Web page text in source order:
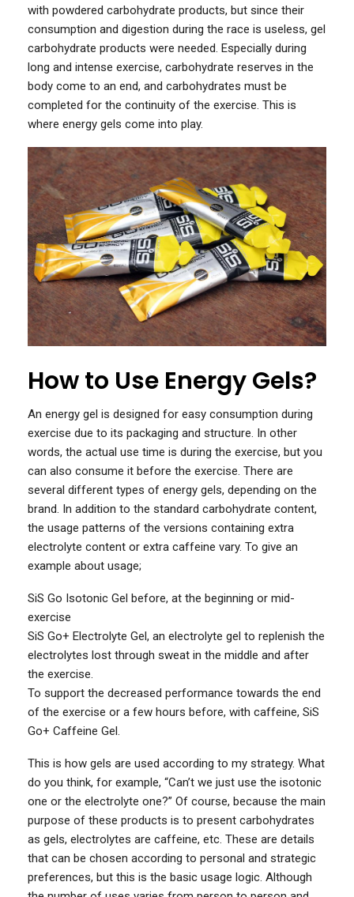
with powdered carbohydrate products, but since their
consumption and digestion during the race is useless, gel
carbohydrate products were needed. Especially during
long and intense exercise, carbohydrate reserves in the
body come to an end, and carbohydrates must be
completed for the continuity of the exercise. This is
where energy gels come into play.
How to Use Energy Gels?
An energy gel is designed for easy consumption during
exercise due to its packaging and structure. In other
words, the actual use time is during the exercise, but you
can also consume it before the exercise. There are
several different types of energy gels, depending on the
brand. In addition to the standard carbohydrate content,
the usage patterns of the versions containing extra
electrolyte content or extra caffeine vary. To give an
example about usage;
SiS Go Isotonic Gel before, at the beginning or mid-
exercise
SiS Go+ Electrolyte Gel, an electrolyte gel to replenish the
electrolytes lost through sweat in the middle and after
the exercise.
To support the decreased performance towards the end
of the exercise or a few hours before, with caffeine, SiS
Go+ Caffeine Gel.
This is how gels are used according to my strategy. What
do you think, for example, “Can’t we just use the isotonic
one or the electrolyte one?” Of course, because the main
purpose of these products is to present carbohydrates
as gels, electrolytes are caffeine, etc. These are details
that can be chosen according to personal and strategic
preferences, but this is the basic usage logic. Although